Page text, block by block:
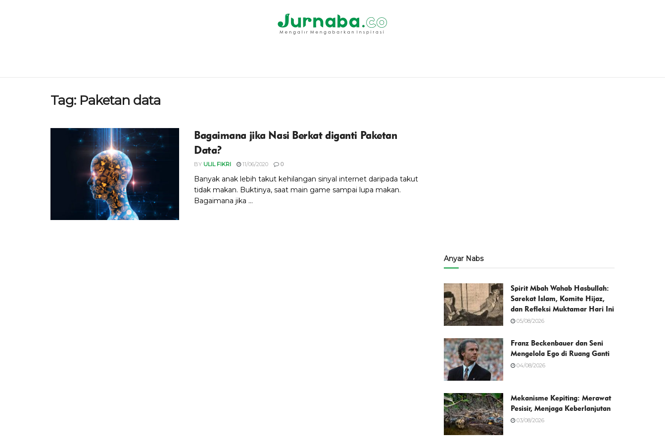
Tag: Paketan data
Bagaimana jika Nasi Berkat diganti Paketan
Data?
BY ULIL FIKRI 11/06/2020 0
Banyak anak lebih takut kehilangan sinyal internet daripada takut
tidak makan. Buktinya, saat main game sampai lupa makan.
Bagaimana jika ...
Anyar Nabs
Spirit Mbah Wahab Hasbullah:
Sarekat Islam, Komite Hijaz,
dan Refleksi Muktamar Hari Ini
05/08/2026
Franz Beckenbauer dan Seni
Mengelola Ego di Ruang Ganti
04/08/2026
Mekanisme Kepiting: Merawat
Pesisir, Menjaga Keberlanjutan
03/08/2026